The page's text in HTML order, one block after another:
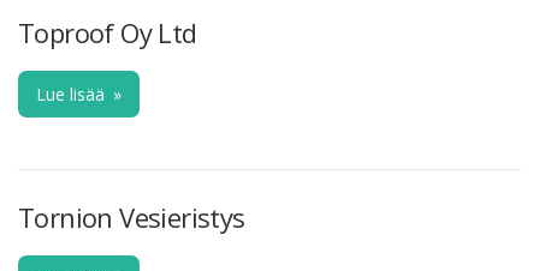
Toproof Oy Ltd
Lue lisää »
Tornion Vesieristys